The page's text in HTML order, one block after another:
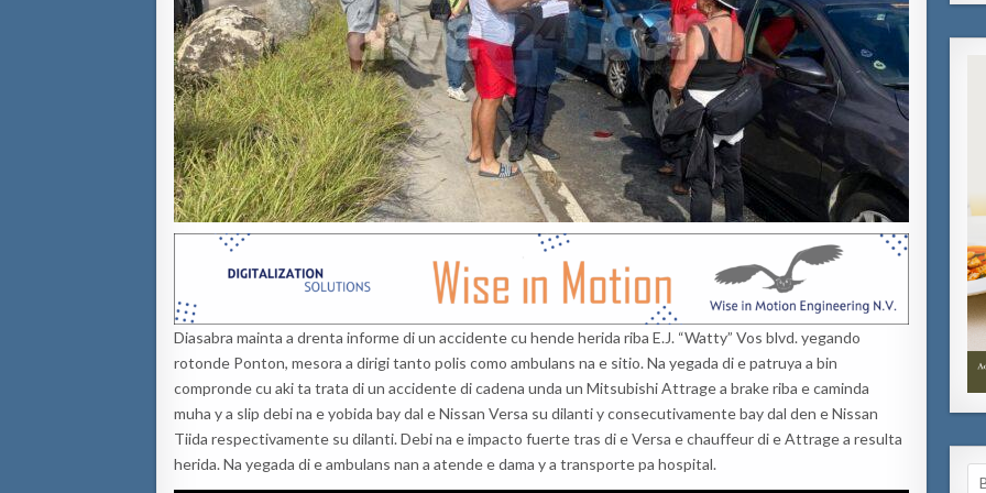
Diasabra mainta a drenta informe di un accidente cu hende herida riba E.J. “Watty” Vos blvd. yegando
rotonde Ponton, mesora a dirigi tanto polis como ambulans na e sitio. Na yegada di e patruya a bin
compronde cu aki ta trata di un accidente di cadena unda un Mitsubishi Attrage a brake riba e caminda
muha y a slip debi na e yobida bay dal e Nissan Versa su dilanti y consecutivamente bay dal den e Nissan
Tiida respectivamente su dilanti. Debi na e impacto fuerte tras di e Versa e chauffeur di e Attrage a resulta
herida. Na yegada di e ambulans nan a atende e dama y a transporte pa hospital.